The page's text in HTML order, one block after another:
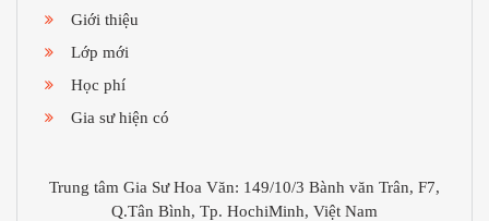
Giới thiệu
Lớp mới
Học phí
Gia sư hiện có
Trung tâm Gia Sư Hoa Văn: 149/10/3 Bành văn Trân, F7,
Q.Tân Bình, Tp. HochiMinh, Việt Nam